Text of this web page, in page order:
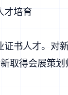
才培育
证书人才。
取得会展策